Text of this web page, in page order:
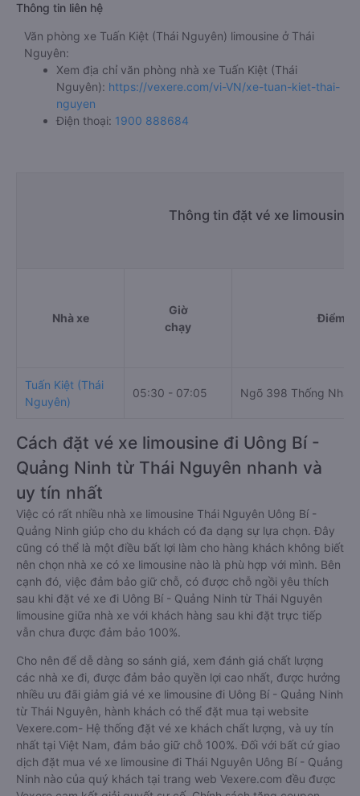
Thông tin liên hệ
Văn phòng xe Tuấn Kiệt (Thái Nguyên) limousine ở Thái
Nguyên:
Xem địa chỉ văn phòng nhà xe Tuấn Kiệt (Thái
Nguyên): https://vexere.com/vi-VN/xe-tuan-kiet-thai-
nguyen
Điện thoại: 1900 888684
Thông tin đặt vé xe limousine
Nhà xe
Giờ
chạy
Điểm đi
Tuấn Kiệt (Thái
Nguyên)
05:30 - 07:05 Ngõ 398 Thống
Cách đặt vé xe limousine đi Uông Bí -
Quảng Ninh từ Thái Nguyên nhanh và
uy tín nhất
Việc có rất nhiều nhà xe limousine Thái Nguyên Uông Bí -
Quảng Ninh giúp cho du khách có đa dạng sự lựa chọn. Đây
cũng có thể là một điều bất lợi làm cho hàng khách không biết
nên chọn nhà xe có xe limousine nào là phù hợp với mình. Bên
cạnh đó, việc đảm bảo giữ chỗ, có được chỗ ngồi yêu thích
sau khi đặt vé xe đi Uông Bí - Quảng Ninh từ Thái Nguyên
limousine giữa nhà xe với khách hàng sau khi đặt trực tiếp
vẫn chưa được đảm bảo 100%.
Cho nên để dễ dàng so sánh giá, xem đánh giá chất lượng
các nhà xe đi, được đảm bảo quyền lợi cao nhất, được hưởng
nhiều ưu đãi giảm giá vé xe limousine đi Uông Bí - Quảng Ninh
từ Thái Nguyên, hành khách có thể đặt mua tại website
Vexere.com- Hệ thống đặt vé xe khách chất lượng, và uy tín
nhất tại Việt Nam, đảm bảo giữ chỗ 100%. Đối với bất cứ giao
dịch đặt mua vé xe limousine đi Thái Nguyên Uông Bí - Quảng
Ninh nào của quý khách tại trang web Vexere.com đều được